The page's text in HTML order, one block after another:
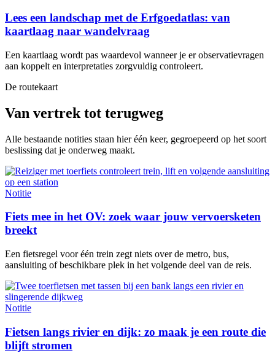
Lees een landschap met de Erfgoedatlas: van
kaartlaag naar wandelvraag
Een kaartlaag wordt pas waardevol wanneer je er observatievragen
aan koppelt en interpretaties zorgvuldig controleert.
De routekaart
Van vertrek tot terugweg
Alle bestaande notities staan hier één keer, gegroepeerd op het soort
beslissing dat je onderweg maakt.
Notitie
Fiets mee in het OV: zoek waar jouw vervoersketen
breekt
Een fietsregel voor één trein zegt niets over de metro, bus,
aansluiting of beschikbare plek in het volgende deel van de reis.
Notitie
Fietsen langs rivier en dijk: zo maak je een route die
blijft stromen